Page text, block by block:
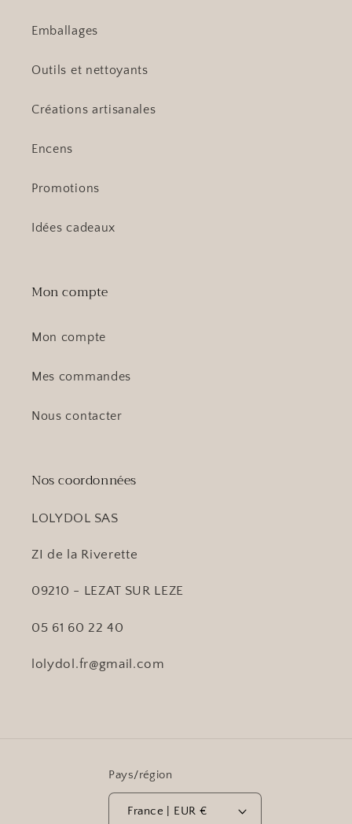
Emballages
Outils et nettoyants
Créations artisanales
Encens
Promotions
Idées cadeaux
Mon compte
Mon compte
Mes commandes
Nous contacter
Nos coordonnées
LOLYDOL SAS
ZI de la Riverette
09210 - LEZAT SUR LEZE
05 61 60 22 40
lolydol.fr@gmail.com
Pays/région
France | EUR €